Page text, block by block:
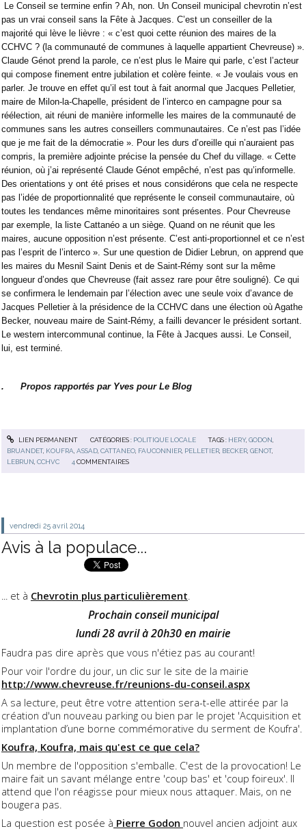
Le Conseil se termine enfin ? Ah, non. Un Conseil municipal chevrotin n’est
pas un vrai conseil sans la Fête à Jacques. C’est un conseiller de la
majorité qui lève le lièvre : « c’est quoi cette réunion des maires de la
CCHVC ? (la communauté de communes à laquelle appartient Chevreuse) ».
Claude Génot prend la parole, ce n’est plus le Maire qui parle, c’est l’acteur
qui compose finement entre jubilation et colère feinte. « Je voulais vous en
parler. Je trouve en effet qu’il est tout à fait anormal que Jacques Pelletier,
maire de Milon-la-Chapelle, président de l’interco en campagne pour sa
réélection, ait réuni de manière informelle les maires de la communauté de
communes sans les autres conseillers communautaires. Ce n’est pas l’idée
que je me fait de la démocratie ». Pour les durs d’oreille qui n’auraient pas
compris, la première adjointe précise la pensée du Chef du village. « Cette
réunion, où j’ai représenté Claude Génot empêché, n’est pas qu’informelle.
Des orientations y ont été prises et nous considérons que cela ne respecte
pas l’idée de proportionnalité que représente le conseil communautaire, où
toutes les tendances même minoritaires sont présentes. Pour Chevreuse
par exemple, la liste Cattanéo a un siège. Quand on ne réunit que les
maires, aucune opposition n’est présente. C’est anti-proportionnel et ce n’est
pas l’esprit de l’interco ». Sur une question de Didier Lebrun, on apprend que
les maires du Mesnil Saint Denis et de Saint-Rémy sont sur la même
longueur d’ondes que Chevreuse (fait assez rare pour être souligné). Ce qui
se confirmera le lendemain par l’élection avec une seule voix d’avance de
Jacques Pelletier à la présidence de la CCHVC dans une élection où Agathe
Becker, nouveau maire de Saint-Rémy, a failli devancer le président sortant.
Le western intercommunal continue, la Fête à Jacques aussi. Le Conseil,
lui, est terminé.
. Propos rapportés par Yves pour Le Blog
LIEN PERMANENT CATÉGORIES : POLITIQUE LOCALE TAGS : HERY,GODON,
BRUANDET, KOUFRA,ASSAD,CATTANEO, FAUCONNIER, PELLETIER, BECKER,GENOT,
LEBRUN,CCHVC 4 COMMENTAIRES
vendredi 25 avril 2014
Avis à la populace...
... et à Chevrotin plus particulièrement.
Prochain conseil municipal
lundi 28 avril à 20h30 en mairie
Faudra pas dire après que vous n'étiez pas au courant!
Pour voir l'ordre du jour, un clic sur le site de la mairie
http://www.chevreuse.fr/reunions-du-conseil.aspx
A sa lecture, peut être votre attention sera-t-elle attirée par la
création d'un nouveau parking ou bien par le projet 'Acquisition et
implantation d’une borne commémorative du serment de Koufra'.
Koufra, Koufra, mais qu'est ce que cela?
Un membre de l'opposition s'emballe. C'est de la provocation! Le
maire fait un savant mélange entre 'coup bas' et 'coup foireux'. Il
attend que l'on réagisse pour mieux nous attaquer. Mais, on ne
bougera pas.
La question est posée à Pierre Godon nouvel ancien adjoint aux